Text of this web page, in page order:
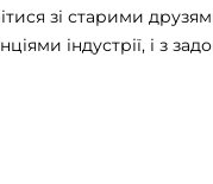
зі старими
індустрії, і з